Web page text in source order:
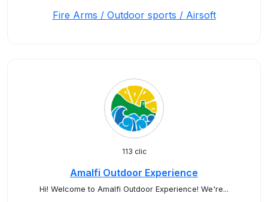
Fire Arms / Outdoor sports / Airsoft
113 clic
Amalfi Outdoor Experience
Hi! Welcome to Amalfi Outdoor Experience! We're...